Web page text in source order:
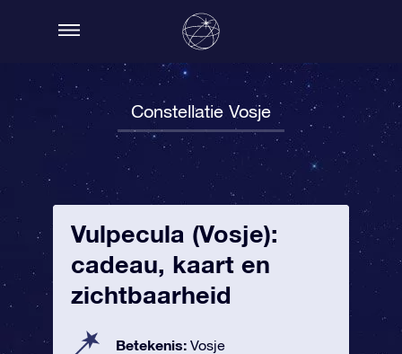
Constellatie Vosje
Vulpecula (Vosje):
cadeau, kaart en
zichtbaarheid
Betekenis: Vosje